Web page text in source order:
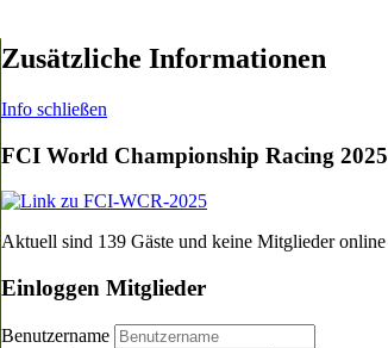
Zusätzliche Informationen
Info schließen
FCI World Championship Racing 2025
Aktuell sind 139 Gäste und keine Mitglieder online
Einloggen Mitglieder
Benutzername